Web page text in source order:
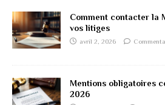
Comment contacter la
vos litiges
avril 2, 2026
Mentions obligatoires
2026